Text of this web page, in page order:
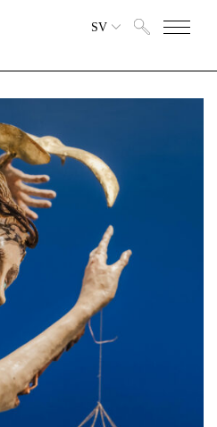
SV